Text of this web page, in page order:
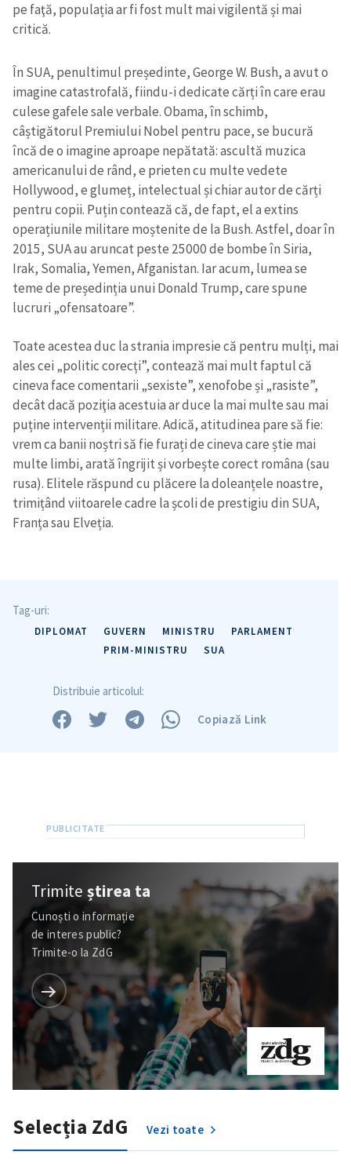
Trimite o informație
Despre ZdG
in English
на русском
pe faţă, populația ar fi fost mult mai vigilentă și mai
critică.
În SUA, penultimul președinte, George W. Bush, a avut o
imagine catastrofală, fiindu-i dedicate cărți în care erau
culese gafele sale verbale. Obama, în schimb,
câștigătorul Premiului Nobel pentru pace, se bucură
încă de o imagine aproape nepătată: ascultă muzica
americanului de rând, e prieten cu multe vedete
Hollywood, e glumeț, intelectual și chiar autor de cărți
pentru copii. Puțin contează că, de fapt, el a extins
operațiunile militare moștenite de la Bush. Astfel, doar în
2015, SUA au aruncat peste 25000 de bombe în Siria,
Irak, Somalia, Yemen, Afganistan. Iar acum, lumea se
teme de președinția unui Donald Trump, care spune
lucruri „ofensatoare”.
Toate acestea duc la strania impresie că pentru mulți, mai
ales cei „politic corecți”, contează mai mult faptul că
cineva face comentarii „sexiste”, xenofobe și „rasiste”,
decât dacă poziţia acestuia ar duce la mai multe sau mai
puține intervenții militare. Adică, atitudinea pare să fie:
vrem ca banii noștri să fie furați de cineva care știe mai
multe limbi, arată îngrijit și vorbește corect româna (sau
rusa). Elitele răspund cu plăcere la doleanțele noastre,
trimițând viitoarele cadre la școli de prestigiu din SUA,
Franța sau Elveția.
Tag-uri:
DIPLOMAT GUVERN MINISTRU
PARLAMENT
PRIM-MINISTRU
SUA
Distribuie articolul:
Copiază Link
Trimiteștirea ta
Cunoști o informație
de interes public?
Trimite-o la ZdG
Selecția ZdG Vezi toate